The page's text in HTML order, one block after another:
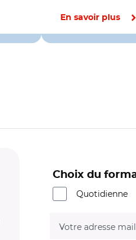
En savoir plus
Choix du
Quotidienne
Votre adresse mail